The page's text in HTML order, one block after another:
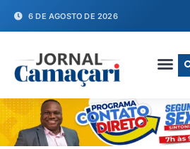
6 DE AGOSTO DE 2026